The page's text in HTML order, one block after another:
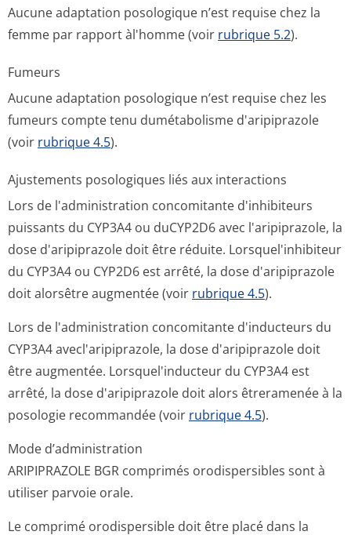
Aucune adaptation posologique n’est requise chez la
femme par rapport àl'homme (voir rubrique 5.2).
Fumeurs
Aucune adaptation posologique n’est requise chez les
fumeurs compte tenu dumétabolisme d'aripiprazole
(voir rubrique 4.5).
Ajustements posologiques liés aux interactions
Lors de l'administration concomitante d'inhibiteurs
puissants du CYP3A4 ou duCYP2D6 avec l'aripiprazole, la
dose d'aripiprazole doit être réduite. Lorsquel'inhibiteur
du CYP3A4 ou CYP2D6 est arrêté, la dose d'aripiprazole
doit alorsêtre augmentée (voir rubrique 4.5).
Lors de l'administration concomitante d'inducteurs du
CYP3A4 avecl'aripiprazole, la dose d'aripiprazole doit
être augmentée. Lorsquel'inducteur du CYP3A4 est
arrêté, la dose d'aripiprazole doit alors êtreramenée à la
posologie recommandée (voir rubrique 4.5).
Mode d’administration
ARIPIPRAZOLE BGR comprimés orodispersibles sont à
utiliser parvoie orale.
Le comprimé orodispersible doit être placé dans la